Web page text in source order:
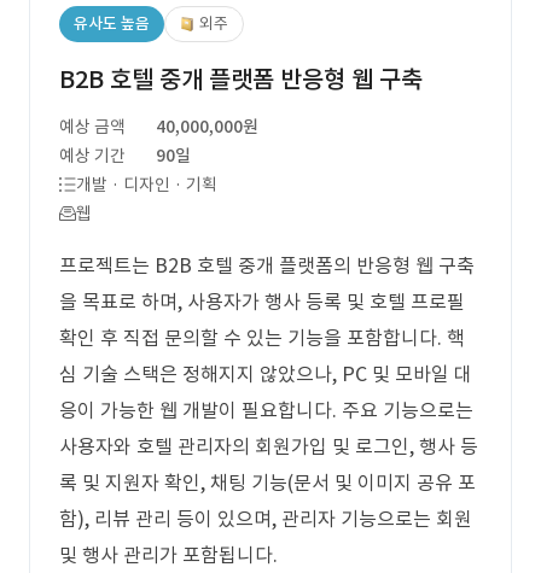
유사도 높음 외주
B2B 호텔 중개 플랫폼 반응형 웹 구축
예상 금액
40,000,000원
예상 기간
90일
개발 · 디자인 · 기획
웹
프로젝트는 B2B 호텔 중개 플랫폼의 반응형 웹 구축
을 목표로 하며, 사용자가 행사 등록 및 호텔 프로필
확인 후 직접 문의할 수 있는 기능을 포함합니다. 핵
심 기술 스택은 정해지지 않았으나, PC 및 모바일 대
응이 가능한 웹 개발이 필요합니다. 주요 기능으로는
사용자와 호텔 관리자의 회원가입 및 로그인, 행사 등
록 및 지원자 확인, 채팅 기능(문서 및 이미지 공유 포
함), 리뷰 관리 등이 있으며, 관리자 기능으로는 회원
및 행사 관리가 포함됩니다.